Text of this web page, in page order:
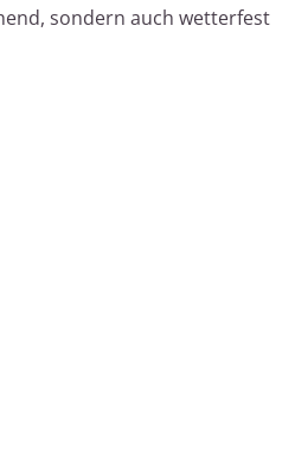
sondern auch wetterfest